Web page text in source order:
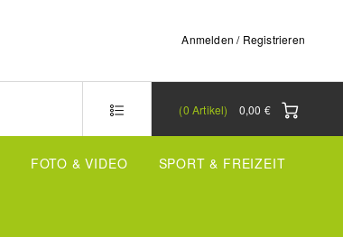
Anmelden / Registrieren
0,00 €
0 Artikel
FOTO & VIDEO SPORT & FREIZEIT